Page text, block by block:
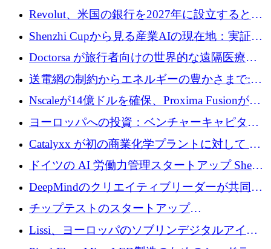
ユーロを超える 70 以上のテクノロジー資金調
Revolut、米国の銀行を2027年に設立すると米
国の社長が語る
Shenzhi Cupから見る産業AIの現在地：実証と
産業実装への道筋
Doctorsa が旅行者向けの世界的な遠隔医療プ
ラットフォームを拡大するために 100 万ユー
ロを調達
送電網の制約からエネルギーの豊かさまで:
Envision の Gobi X がヨーロッパの AI の未来
Nscaleが14億ドルを確保、Proxima Fusionが4
億1,100万ユーロを獲得、Invest EuropeはVCの
ヨーロッパへの投資：ベンチャーキャピタル
が過去2番目に高い水準に到達
Catalyxx が初の商業化学プラントに対して EU
から 2,000 万ユーロ以上の支援を獲得
ドイツの AI 労働力管理スタートアップ Sherpa
がプレシードで 220 万ドルを調達
DeepMindのクリエイティブリーダーが共同設
立したAIライティングのスタートアップが
1,300万ドルのシード投資を調達
チップテストのスタートアップ
QuantumDiamondsが株式資金で1,500万ユーロ
を調達
Lissi、ヨーロッパのソブリンデジタルアイデ
ンティティの未来を推進するために350万ユー